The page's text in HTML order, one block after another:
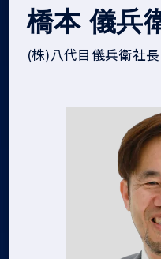
橋本 儀兵
(株)八代目儀兵衛社長